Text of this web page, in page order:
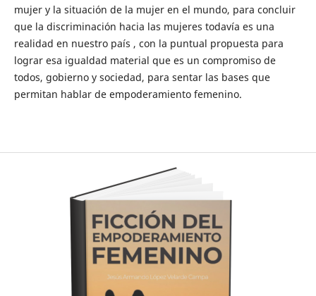
mujer y la situación de la mujer en el mundo, para concluir
que la discriminación hacia las mujeres todavía es una
realidad en nuestro país , con la puntual propuesta para
lograr esa igualdad material que es un compromiso de
todos, gobierno y sociedad, para sentar las bases que
permitan hablar de empoderamiento femenino.